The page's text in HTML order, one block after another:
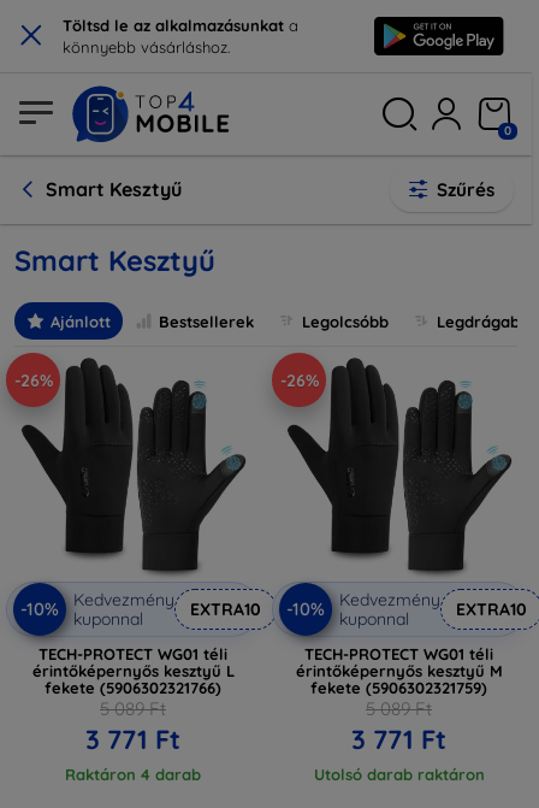
× Töltsd le az alkalmazásunkat a
könnyebb vásárláshoz.
0
Smart Kesztyű Szűrés
Smart Kesztyű
Ajánlott Bestsellerek Legolcsóbb Legdrágabb
-26%
-10%
Kedvezmény
kuponnal
EXTRA10
TECH-PROTECT WG01 téli
érintőképernyős kesztyű L
fekete (5906302321766)
5 089 Ft
3 771 Ft
Raktáron 4 darab
-26%
-10%
Kedvezmény
kuponnal
EXTRA10
TECH-PROTECT WG01 téli
érintőképernyős kesztyű M
fekete (5906302321759)
5 089 Ft
3 771 Ft
Utolsó darab raktáron